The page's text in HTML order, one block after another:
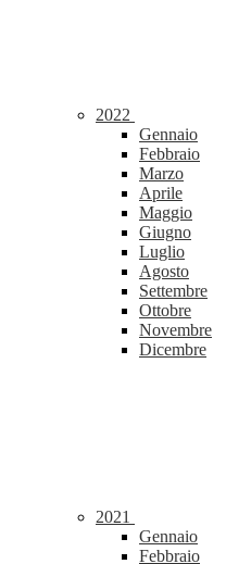
2022
Gennaio
Febbraio
Marzo
Aprile
Maggio
Giugno
Luglio
Agosto
Settembre
Ottobre
Novembre
Dicembre
2021
Gennaio
Febbraio